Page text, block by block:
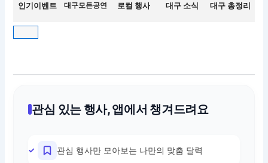
인기이벤트 대구모든공연 로컬 행사 대구 소식 대구 총정리
관심 있는 행사, 앱에서 챙겨드려요
관심 행사만 모아보는 나만의 맞춤 달력